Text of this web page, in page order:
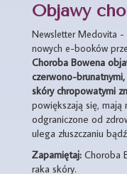
Objawy
Newsletter Medovita
nowych e-booków
Choroba Bowena
czerwono-
skóry chropowatymi
powiększają się,
odgraniczone od
ulega złuszczaniu
Zapamiętaj: Choroba
raka skóry.